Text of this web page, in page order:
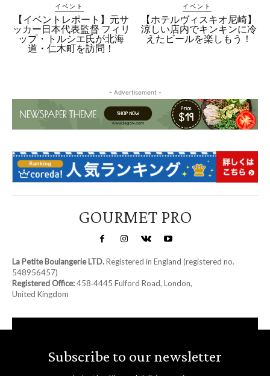
イベント
【イベントレポート】元サ
ッカー日本代表監督 フィリ
ップ・トルシエ氏が北海
道・仁木町を訪問！
イベント
【ホテルヴィスキオ尼崎】
涼しい店内でキンキンに冷
えたビールを楽しもう！
- Advertisement -
GOURMET PRO
La Petite Boulangerie LTD.Registered in England (registered no.
548956457)
Registered Office:458‑4445 Fulford Road, London,
United Kingdom
Subscribe to our newsletter